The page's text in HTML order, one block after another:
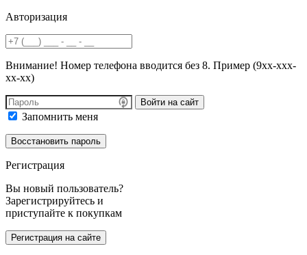
Авторизация
Внимание! Номер телефона вводится без 8. Пример (9хх-ххх-
хх-хх)
Войти на сайт
Запомнить меня
Регистрация
Вы новый пользователь?
Зарегистрируйтесь и
приступайте к покупкам